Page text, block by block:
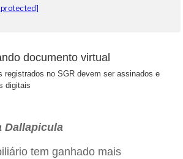
protected]
registrados no SGR devem ser assinados e
digitais
Dallapicula
tem ganhado mais